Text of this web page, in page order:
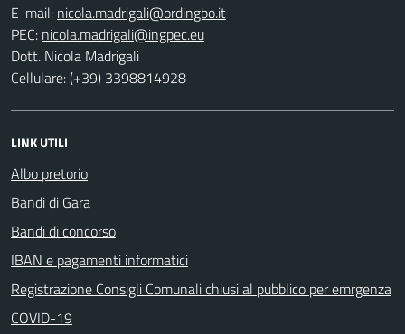
E-mail:
PEC:
Dott. Nicola Madrigali
Cellulare: (+39) 3398814928
LINK UTILI
Albo pretorio
Bandi di Gara
Bandi di concorso
IBAN e pagamenti informatici
Registrazione Consigli Comunali chiusi al pubblico per emrgenza
COVID-19